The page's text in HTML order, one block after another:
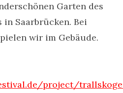
Garten des
in Saarbrücken. Bei
wir im Gebäude.
project/